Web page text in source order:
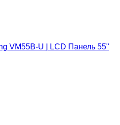
VM55B-U | LCD Панель 55"